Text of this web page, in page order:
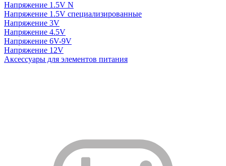
Напряжение 1.5V N
Напряжение 1.5V специализированные
Напряжение 3V
Напряжение 4.5V
Напряжение 6V-9V
Напряжение 12V
Аксессуары для элементов питания